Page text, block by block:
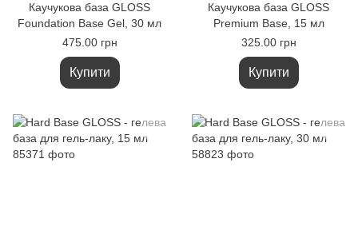
Каучукова база GLOSS
Foundation Base Gel, 30 мл
475.00 грн
Купити
Каучукова база GLOSS
Premium Base, 15 мл
325.00 грн
Купити